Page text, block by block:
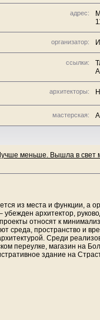
адрес:
организатор:
ссылки:
архитекторы:
мастерская:
меньше. Вышла в свет
из места и функции, а
убежден архитектор,
относят к
среда, пространство и
Среди
переулке, магазин на
здание на